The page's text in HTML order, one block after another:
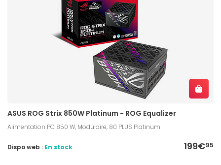
ASUS ROG Strix 850W Platinum - ROG Equalizer
Alimentation PC 850 W, Modulaire, 80 PLUS Platinum
199€95
Dispo web : En stock